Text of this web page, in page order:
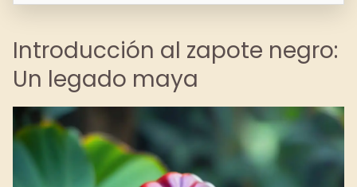
Introducción al zapote negro:
Un legado maya